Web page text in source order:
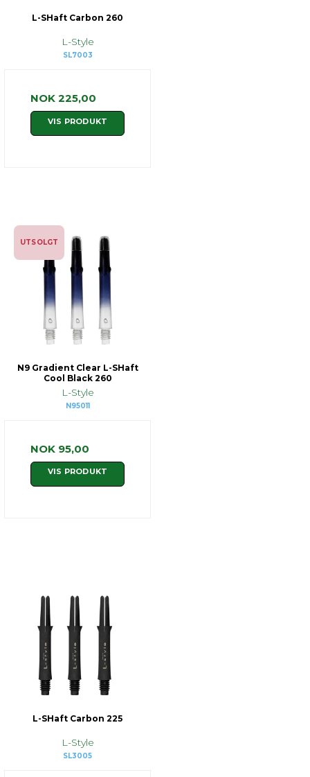
L-SHaft Carbon 260
L-Style
SL7003
NOK 225,00
VIS PRODUKT
UTSOLGT
N9 Gradient Clear L-SHaft
Cool Black 260
L-Style
N95011
NOK 95,00
VIS PRODUKT
L-SHaft Carbon 225
L-Style
SL3005